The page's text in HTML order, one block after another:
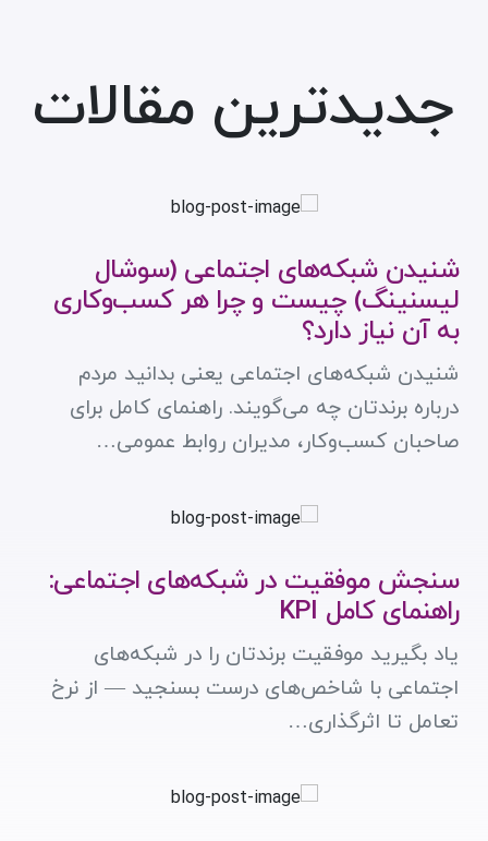
جدیدترین مقالات
شنیدن شبکه‌های اجتماعی (سوشال
لیسنینگ) چیست و چرا هر کسب‌وکاری
به آن نیاز دارد؟
شنیدن شبکه‌های اجتماعی یعنی بدانید مردم
درباره برندتان چه می‌گویند. راهنمای کامل برای
صاحبان کسب‌وکار، مدیران روابط عمومی…
سنجش موفقیت در شبکه‌های اجتماعی:
راهنمای کامل KPI
یاد بگیرید موفقیت برندتان را در شبکه‌های
اجتماعی با شاخص‌های درست بسنجید — از نرخ
تعامل تا اثرگذاری…